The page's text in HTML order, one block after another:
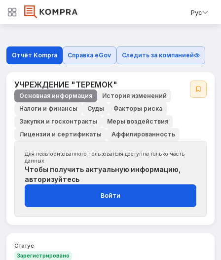
Рус
Отчёт Kompra Справка eGov Следить за компанией
УЧРЕЖДЕНИЕ "ТЕРЕМОК"
Основная информация
История изменений
Налоги и финансы
Суды
Факторы риска
Закупки и госконтракты
Меры воздействия
Лицензии и сертификаты
Аффилированность
Для неавторизованного пользователя доступна только часть
данных
Чтобы получить актуальную информацию,
авторизуйтесь
Войти
Статус
Зарегистрировано